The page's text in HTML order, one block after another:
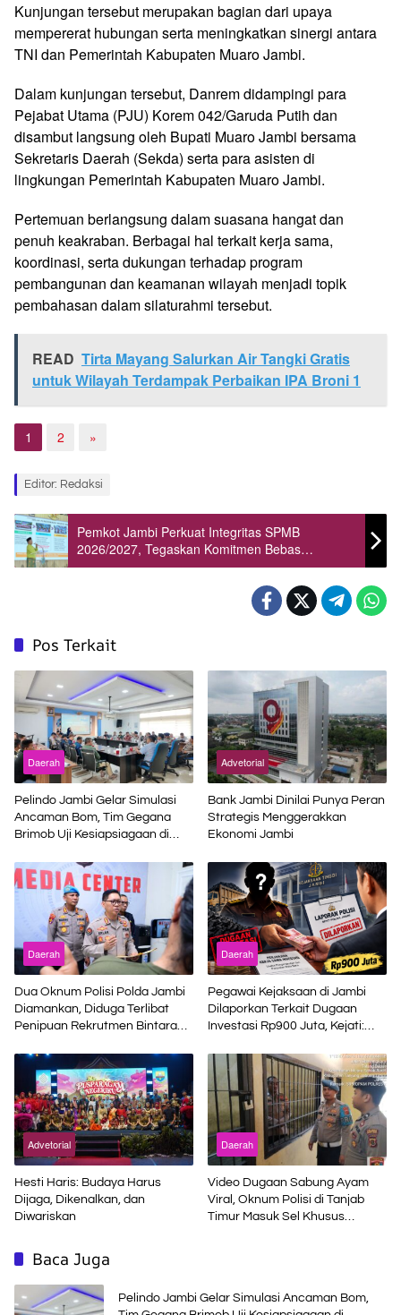
Kunjungan tersebut merupakan bagian dari upaya
mempererat hubungan serta meningkatkan sinergi antara
TNI dan Pemerintah Kabupaten Muaro Jambi.
Dalam kunjungan tersebut, Danrem didampingi para
Pejabat Utama (PJU) Korem 042/Garuda Putih dan
disambut langsung oleh Bupati Muaro Jambi bersama
Sekretaris Daerah (Sekda) serta para asisten di
lingkungan Pemerintah Kabupaten Muaro Jambi.
Pertemuan berlangsung dalam suasana hangat dan
penuh keakraban. Berbagai hal terkait kerja sama,
koordinasi, serta dukungan terhadap program
pembangunan dan keamanan wilayah menjadi topik
pembahasan dalam silaturahmi tersebut.
READ Tirta Mayang Salurkan Air Tangki Gratis
untuk Wilayah Terdampak Perbaikan IPA Broni 1
1 2 »
Editor: Redaksi
Pemkot Jambi Perkuat Integritas SPMB
2026/2027, Tegaskan Komitmen Bebas
Gratifikasi dan Transparan
Pos Terkait
Daerah
Pelindo Jambi Gelar Simulasi
Ancaman Bom, Tim Gegana
Brimob Uji Kesiapsiagaan di
Advetorial
Bank Jambi Dinilai Punya Peran
Strategis Menggerakkan
Ekonomi Jambi
Daerah
Dua Oknum Polisi Polda Jambi
Diamankan, Diduga Terlibat
Penipuan Rekrutmen Bintara
Daerah
Pegawai Kejaksaan di Jambi
Dilaporkan Terkait Dugaan
Investasi Rp900 Juta, Kejati:
Advetorial
Hesti Haris: Budaya Harus
Dijaga, Dikenalkan, dan
Diwariskan
Daerah
Video Dugaan Sabung Ayam
Viral, Oknum Polisi di Tanjab
Timur Masuk Sel Khusus
Baca Juga
Pelindo Jambi Gelar Simulasi Ancaman Bom,